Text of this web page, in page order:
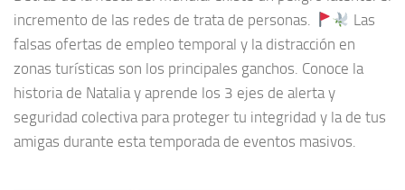
incremento de las redes de trata de personas.
Las
falsas ofertas de empleo temporal y la distracción en
zonas turísticas son los principales ganchos. Conoce la
historia de Natalia y aprende los 3 ejes de alerta y
seguridad colectiva para proteger tu integridad y la de tus
amigas durante esta temporada de eventos masivos.